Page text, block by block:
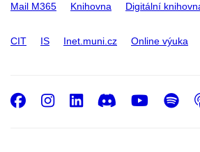
Mail M365 Knihovna Digitální
CIT IS Inet.muni.cz Online výuka
Facebook
Instagram
LinkedIn
Discord